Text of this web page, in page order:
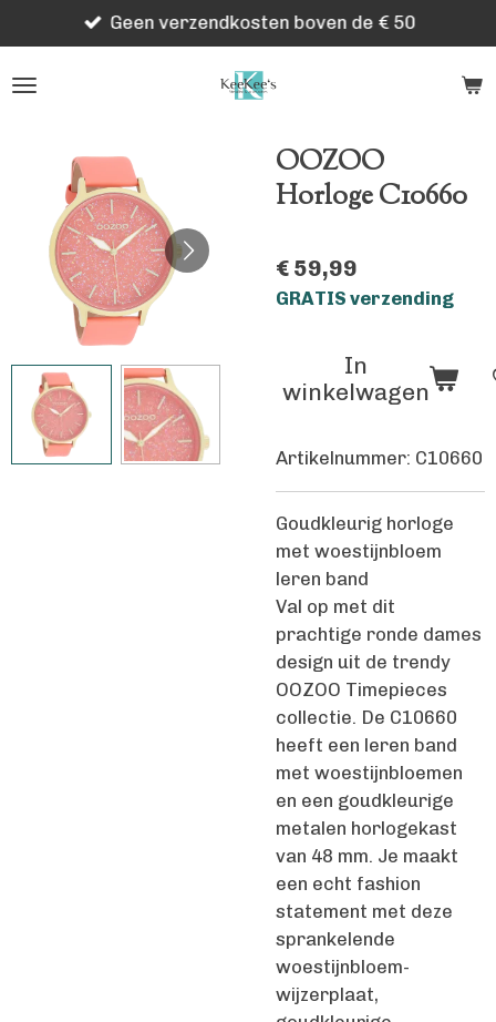
direct
naar
Geen verzendkosten boven de € 50
OOZOO
Horloge C10660
€ 59,99
GRATIS verzending
In
winkelwagen
Artikelnummer: C10660
Goudkleurig horloge
met woestijnbloem
leren band
Val op met dit
prachtige ronde dames
design uit de trendy
OOZOO Timepieces
collectie. De C10660
heeft een leren band
met woestijnbloemen
en een goudkleurige
metalen horlogekast
van 48 mm. Je maakt
een echt fashion
statement met deze
sprankelende
woestijnbloem-
wijzerplaat,